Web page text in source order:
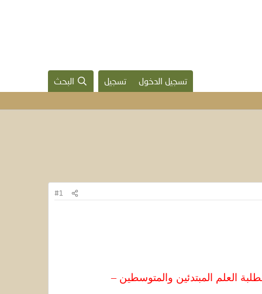
تسجيل الدخول تسجيل البحث
#1
العلم المبتدئين والمتوسطين –